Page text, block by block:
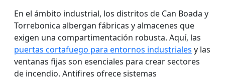
En el ámbito industrial, los distritos de Can Boada y
Torrebonica albergan fábricas y almacenes que
exigen una compartimentación robusta. Aquí, las
puertas cortafuego para entornos industriales y las
ventanas fijas son esenciales para crear sectores
de incendio. Antifires ofrece sistemas